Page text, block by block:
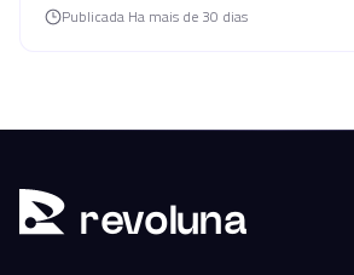
Publicada Ha mais de 30 dias
revoluna